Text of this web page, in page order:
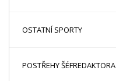
OSTATNÍ SPORTY
POSTŘEHY ŠÉFREDAKTORA